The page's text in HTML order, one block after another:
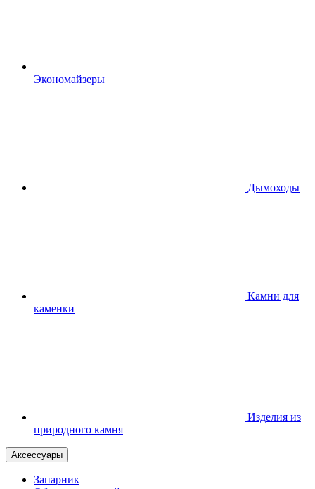
Экономайзеры
Дымоходы
Камни для
каменки
Изделия из
природного камня
Аксессуары
Запарник